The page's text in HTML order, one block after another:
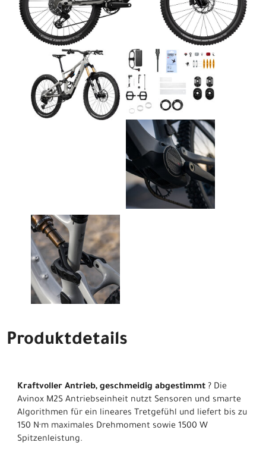
Produktdetails
Kraftvoller Antrieb, geschmeidig abgestimmt ? Die
Avinox M2S Antriebseinheit nutzt Sensoren und smarte
Algorithmen für ein lineares Tretgefühl und liefert bis zu
150 N·m maximales Drehmoment sowie 1500 W
Spitzenleistung.